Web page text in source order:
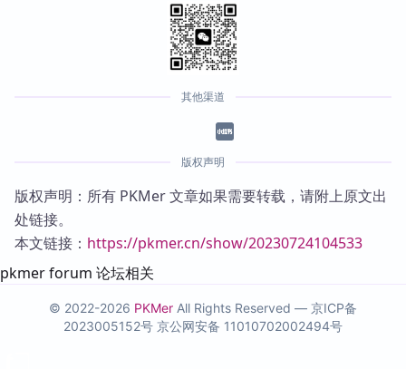
其他渠道
版权声明
版权声明：所有 PKMer 文章如果需要转载，请附上原文出
处链接。
本文链接： https://pkmer.cn/show/20230724104533
pkmer forum 论坛相关
© 2022-2026 PKMer All Rights Reserved — 京ICP备
2023005152号 京公网安备 11010702002494号